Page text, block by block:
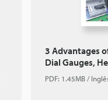
3 Advantages
Dial Gauges,
PDF: 1.45MB /